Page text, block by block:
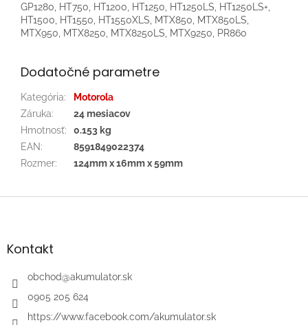
GP1280, HT750, HT1200, HT1250, HT1250LS, HT1250LS+,
HT1500, HT1550, HT1550XLS, MTX850, MTX850LS,
MTX950, MTX8250, MTX8250LS, MTX9250, PR860
Dodatočné parametre
Kategória:
Motorola
Záruka:
24 mesiacov
Hmotnosť:
0.153 kg
EAN:
8591849022374
Rozmer: 124mm x 16mm x 59mm
Z
äKontakt
obchod@akumulator.sk
0905 205 624
https://www.facebook.com/akumulator.sk